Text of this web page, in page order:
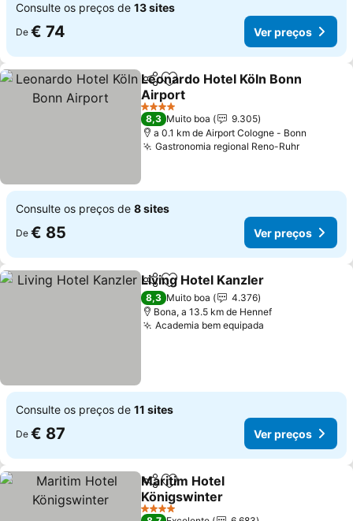
Consulte os preços de 13 sites
De € 74 Ver preços
PartilharAdicionar aos favoritos
Leonardo Hotel Köln Bonn
Airport
Ver preços
4 Estrelas
8,3 Muito boa
9.305
a 0.1 km de Airport Cologne - Bonn
Gastronomia regional Reno-RuhrVer
Consulte os preços de 8 sites
De € 85 Ver preços
PartilharAdicionar aos favoritos
Living Hotel Kanzler
8,3 Muito boa
4.376
Bona, a 13.5 km de Hennef
Academia bem equipada
Consulte os preços de 11 sites
De € 87 Ver preços
PartilharAdicionar aos favoritos
Maritim Hotel
Königswinter
Ver preços
4 Estrelas